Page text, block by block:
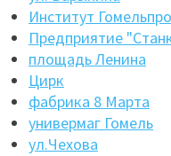
Институт
Предприятие
площадь Ленина
Цирк
фабрика 8 Марта
универмаг Гомель
ул.Чехова